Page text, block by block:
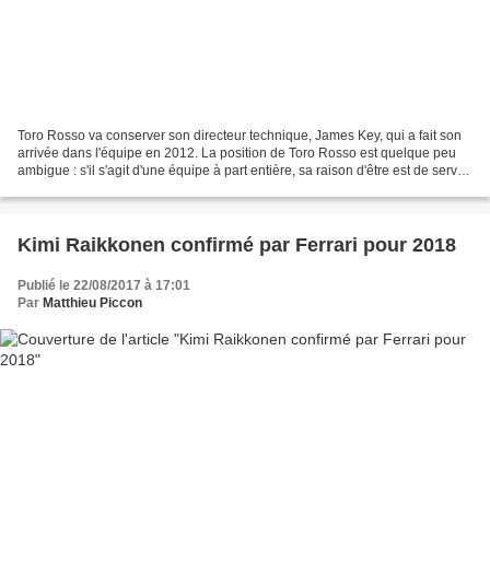
Toro Rosso va conserver son directeur technique, James Key, qui a fait son
arrivée dans l'équipe en 2012. La position de Toro Rosso est quelque peu
ambigue : s'il s'agit d'une équipe à part entière, sa raison d'être est de servir
Kimi Raikkonen confirmé par Ferrari pour 2018
Publié le 22/08/2017 à 17:01
Par Matthieu Piccon